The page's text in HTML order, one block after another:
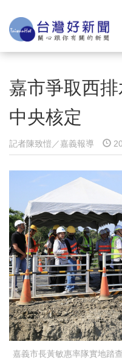
嘉市爭取西
中央核定
記者陳致愷／嘉義報導
嘉義市長黃敏惠率隊實地踏